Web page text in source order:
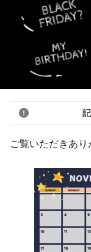
ご覧いただきあり